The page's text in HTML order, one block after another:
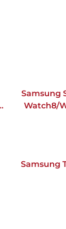
Samsung
Watch8/
Samsung